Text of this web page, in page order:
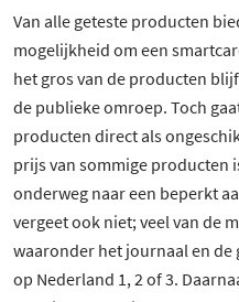
Van alle geteste producten
mogelijkheid om een
het gros van de producten
de publieke omroep. Toch
producten direct als
prijs van sommige producten
onderweg naar een beperkt
vergeet ook niet; veel van de
waaronder het journaal en
op Nederland 1, 2 of 3.